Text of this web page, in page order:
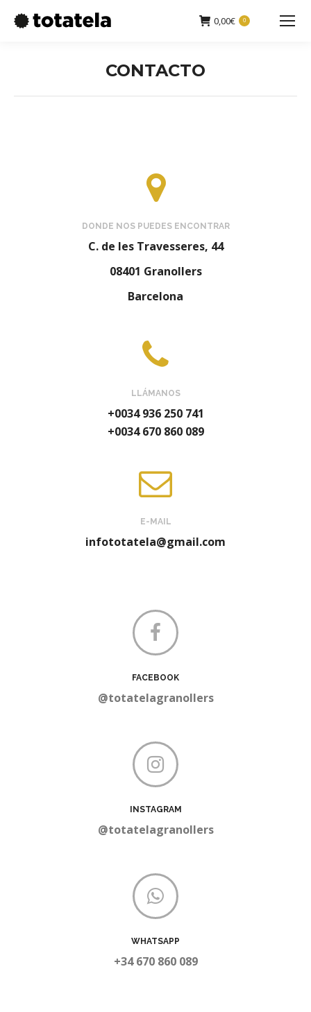
0,00€ 0
Buscar:
CONTACTO
DONDE NOS PUEDES ENCONTRAR
C. de les Travesseres, 44
08401 Granollers
Barcelona
LLÁMANOS
+0034 936 250 741
+0034 670 860 089
E-MAIL
infototatela@gmail.com
FACEBOOK
@totatelagranollers
INSTAGRAM
@totatelagranollers
WHATSAPP
+34 670 860 089